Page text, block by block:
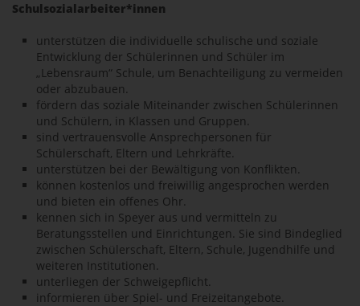
Schulsozialarbeiter*innen
unterstützen die individuelle schulische und soziale
Entwicklung der Schülerinnen und Schüler im
„Lebensraum“ Schule, um Benachteiligung zu vermeiden
oder abzubauen.
fördern das soziale Miteinander zwischen Schülerinnen
und Schülern, in Klassen und Gruppen.
sind vertrauensvolle Ansprechpersonen für
Schülerschaft, Eltern und Lehrkräfte.
unterstützen bei der Bewältigung von Konflikten.
können kostenlos und freiwillig angesprochen werden
und bieten ein offenes Ohr.
kennen sich in Speyer aus und vermitteln zu
Beratungsstellen und Einrichtungen. Sie sind Bindeglied
zwischen Schülerschaft, Eltern, Schule, Jugendhilfe und
weiteren Institutionen.
unterliegen der Schweigepflicht.
informieren über Spiel- und Freizeitangebote.